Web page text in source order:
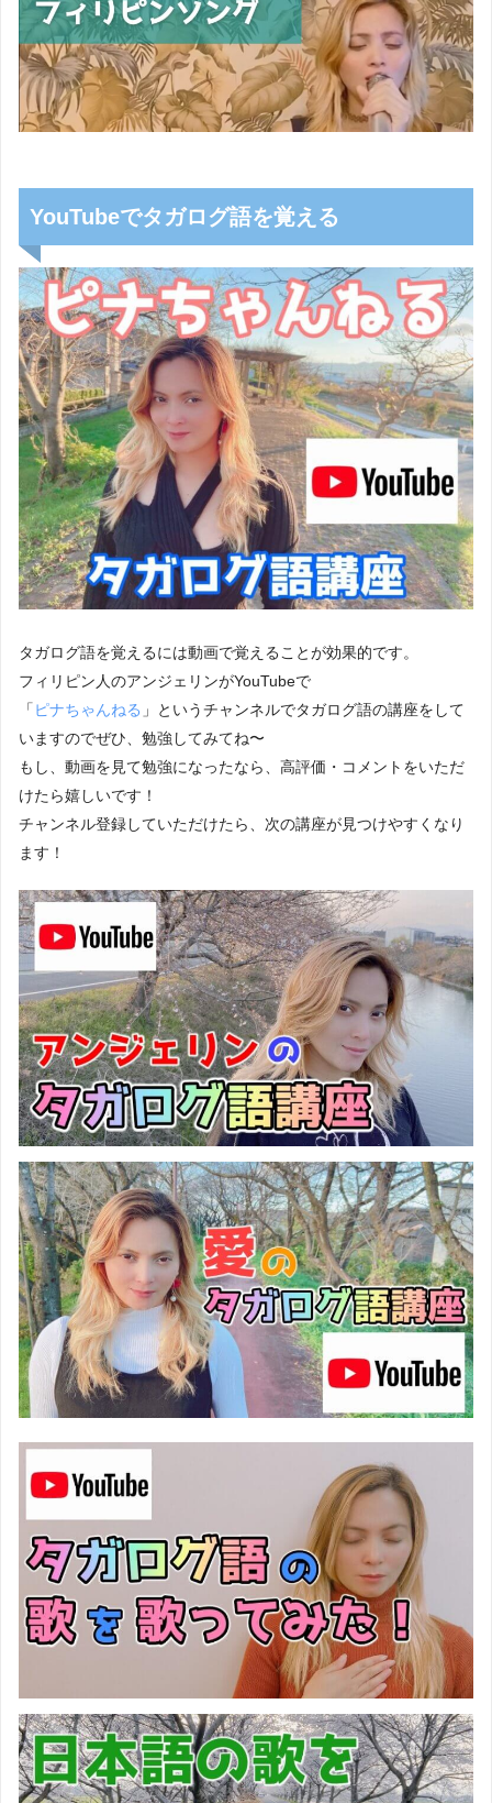
YouTubeでタガログ語を覚える
タガログ語を覚えるには動画で覚えることが効果的です。
フィリピン人のアンジェリンがYouTubeで
「ピナちゃんねる 」というチャンネルでタガログ語の講座をして
いますのでぜひ、勉強してみてね〜
もし、動画を見て勉強になったなら、高評価・コメントをいただ
けたら嬉しいです！
チャンネル登録していただけたら、次の講座が見つけやすくなり
ます！